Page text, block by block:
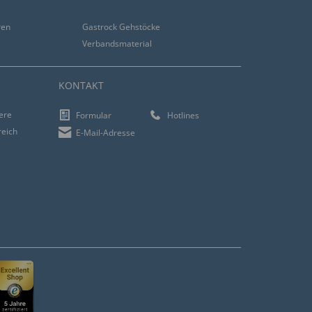
Gastrock Gehstöcke
Verbandsmaterial
KONTAKT
Formular
Hotlines
E-Mail-Adresse